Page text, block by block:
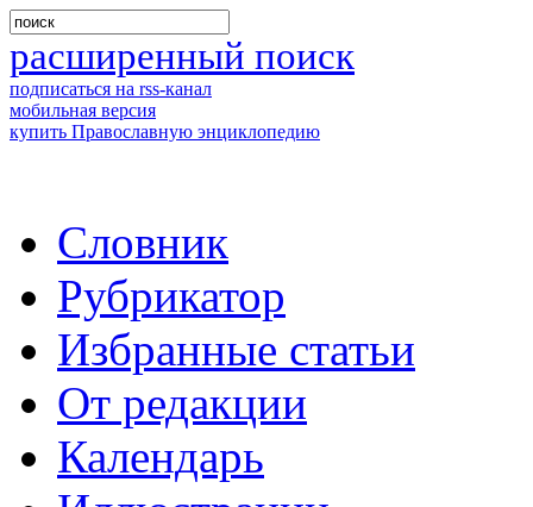
расширенный поиск
подписаться на rss-канал
мобильная версия
купить Православную энциклопедию
Словник
Рубрикатор
Избранные статьи
От редакции
Календарь